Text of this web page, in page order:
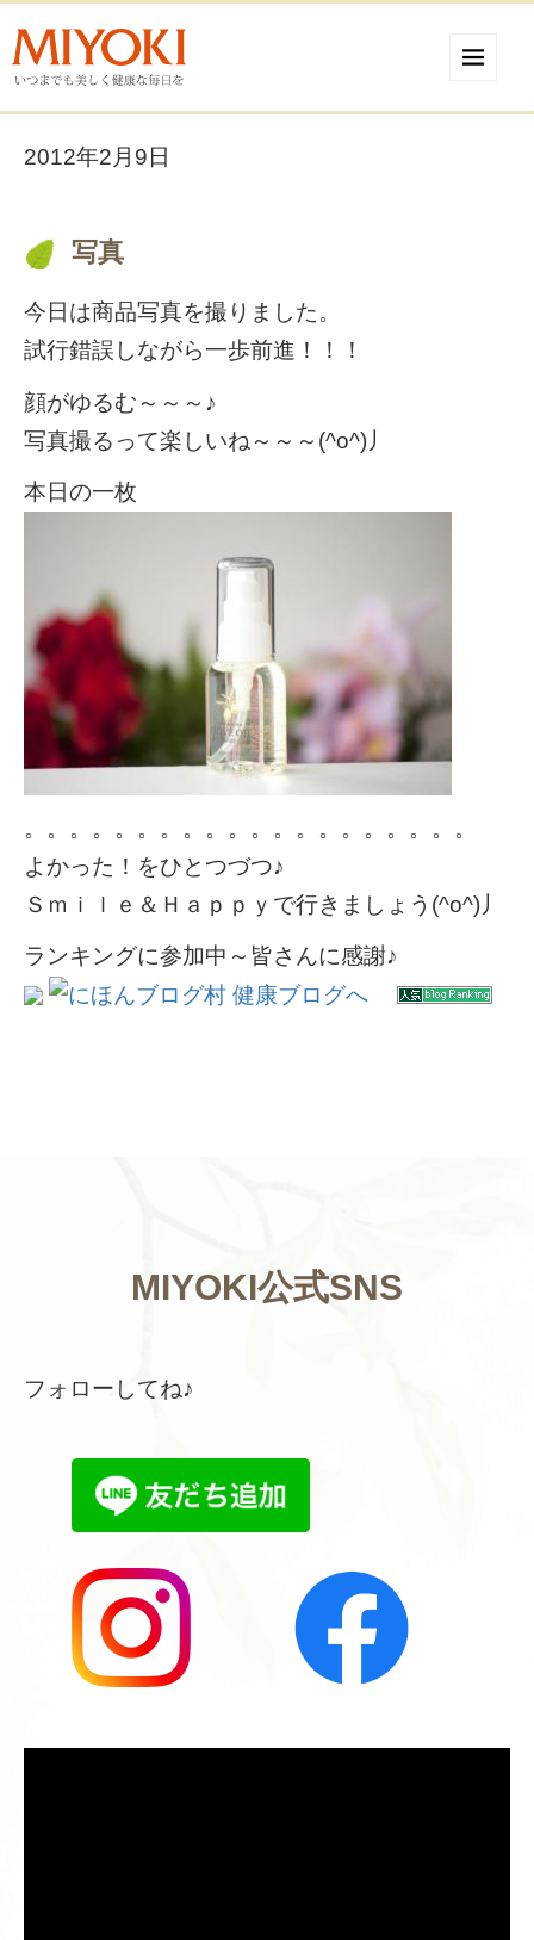
2012年2月9日
写真
今日は商品写真を撮りました。
試行錯誤しながら一歩前進！！！
顔がゆるむ～～～♪
写真撮るって楽しいね～～～(^o^)丿
本日の一枚
。。。。。。。。。。。。。。。。。。。。
よかった！をひとつづつ♪
Ｓｍｉｌｅ＆Ｈａｐｐｙで行きましょう(^o^)丿
ランキングに参加中～皆さんに感謝♪
MIYOKI公式SNS
フォローしてね♪